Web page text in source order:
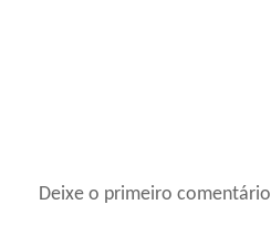
Deixe o primeiro comentário